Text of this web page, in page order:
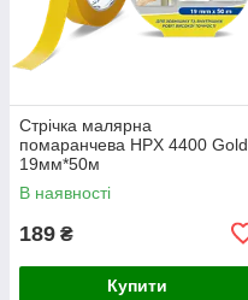
Стрічка малярна
помаранчева HPX 4400 Gold
19мм*50м
В наявності
189 ₴
Купити